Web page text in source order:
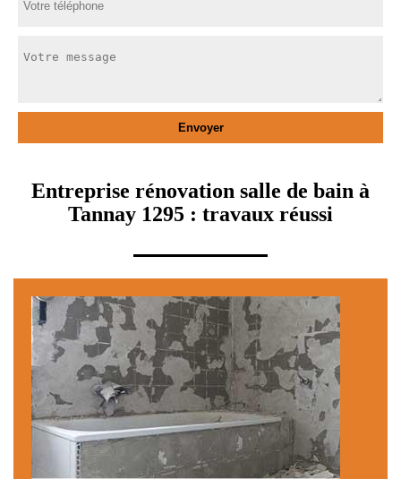
Entreprise rénovation salle de bain à
Tannay 1295 : travaux réussi